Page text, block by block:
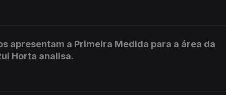
apresentam a Primeira Medida para a área da
Horta analisa.